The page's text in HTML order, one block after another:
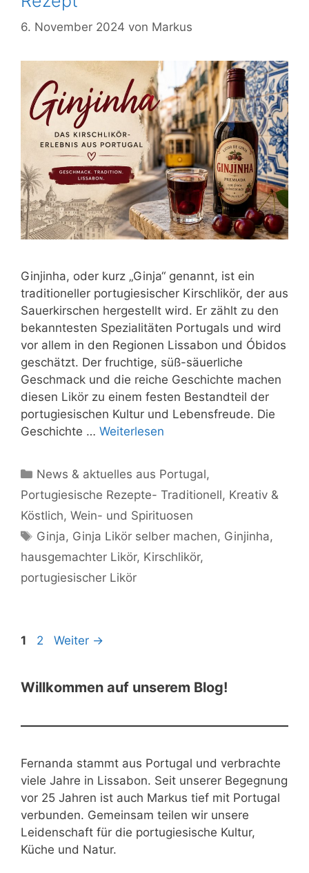
6. November 2024 von Markus
Ginjinha, oder kurz „Ginja“ genannt, ist ein
traditioneller portugiesischer Kirschlikör, der aus
Sauerkirschen hergestellt wird. Er zählt zu den
bekanntesten Spezialitäten Portugals und wird
vor allem in den Regionen Lissabon und Óbidos
geschätzt. Der fruchtige, süß-säuerliche
Geschmack und die reiche Geschichte machen
diesen Likör zu einem festen Bestandteil der
portugiesischen Kultur und Lebensfreude. Die
Geschichte … Weiterlesen
Kategorien
News & aktuelles aus Portugal,
Portugiesische Rezepte- Traditionell, Kreativ &
Köstlich, Wein- und Spirituosen
Schlagwörter
Ginja, Ginja Likör selber machen, Ginjinha,
hausgemachter Likör, Kirschlikör,
portugiesischer Likör
Seite
1 Seite
2 Weiter →
Willkommen auf unserem Blog!
Fernanda stammt aus Portugal und verbrachte
viele Jahre in Lissabon. Seit unserer Begegnung
vor 25 Jahren ist auch Markus tief mit Portugal
verbunden. Gemeinsam teilen wir unsere
Leidenschaft für die portugiesische Kultur,
Küche und Natur.